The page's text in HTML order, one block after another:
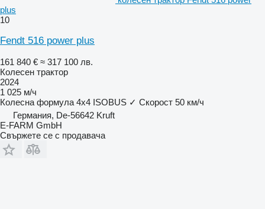
plus
10
Fendt 516 power plus
161 840 € ≈ 317 100 лв.
Колесен трактор
2024
1 025 м/ч
Колесна формула 4x4 ISOBUS ✓ Скорост 50 км/ч
Германия, De-56642 Kruft
E-FARM GmbH
Свържете се с продавача